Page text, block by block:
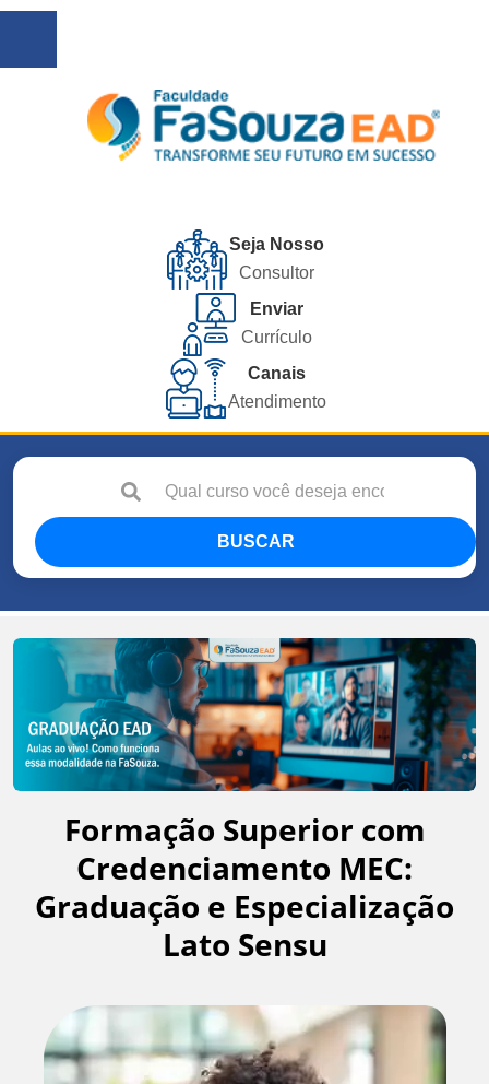
Seja Nosso
Consultor
Enviar
Currículo
Canais
Atendimento
BUSCAR
Formação Superior com
Credenciamento MEC:
Graduação e Especialização
Lato Sensu